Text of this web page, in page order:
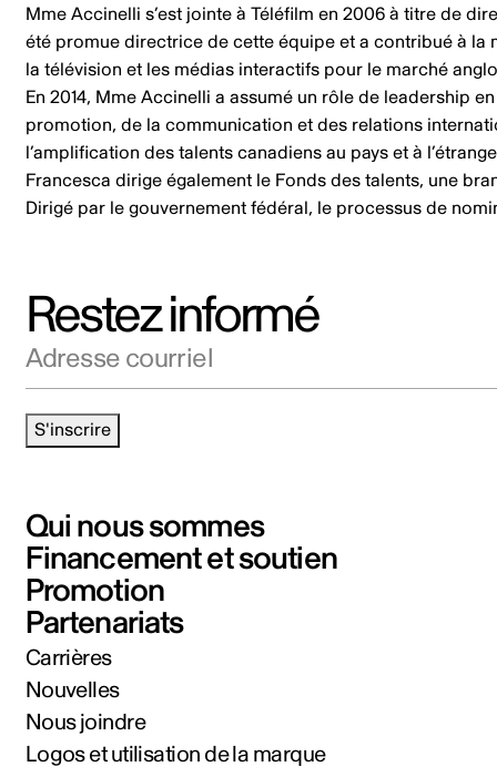
Mme Accinelli s’est jointe à Téléfilm en 2006 à titre de
été promue directrice de cette équipe et a contribué à la
la télévision et les médias interactifs pour le marché
En 2014, Mme Accinelli a assumé un rôle de leadership
promotion, de la communication et des relations
l’amplification des talents canadiens au pays et à
Francesca dirige également le Fonds des talents, une
Dirigé par le gouvernement fédéral, le processus de
Restez informé
S'inscrire
Qui nous sommes
Financement et soutien
Promotion
Partenariats
Carrières
Nouvelles
Nous joindre
Logos et utilisation de la marque